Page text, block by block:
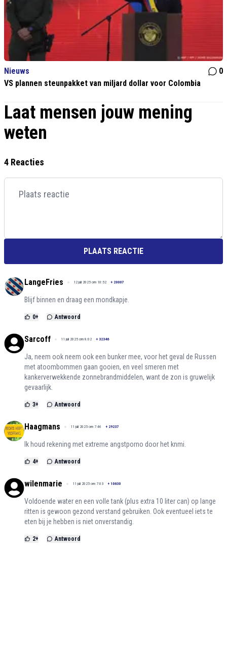
Nieuws
0
VS plannen steunpakket van miljard dollar voor Colombia
Laat mensen jouw mening
weten
4 Reacties
PLAATS REACTIE
LangeFries 12 juli 2025 om 10:52 + 20007
Blijf binnen en draag een mondkapje.
0+ Antwoord
Sarcoff 11 juli 2025 om 8:02 + 32346
Ja, neem ook neem ook een bunker mee, voor het geval de Russen
met atoombommen gaan gooien, en veel smeren met
kankerverwekkende zonnebrandmiddelen, want de zon is gruwelijk
gevaarlijk.
3+ Antwoord
Haagmans 11 juli 2025 om 7:46 + 29237
Ik houd rekening met extreme angstporno door het knmi.
4+ Antwoord
wilenmarie 11 juli 2025 om 7:03 + 10630
Voldoende water en een volle tank (plus extra 10 liter can) op lange
ritten is gewoon gezond verstand gebruiken. Ook eventueel iets te
eten bij je hebben is niet onverstandig.
2+ Antwoord